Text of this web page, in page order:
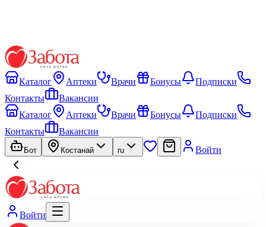
Каталог Аптеки Врачи Бонусы
Подписки
Контакты
Вакансии
Каталог
Аптеки Врачи Бонусы
Подписки
Контакты
Вакансии
Бот Костанай ru Войти
Войти